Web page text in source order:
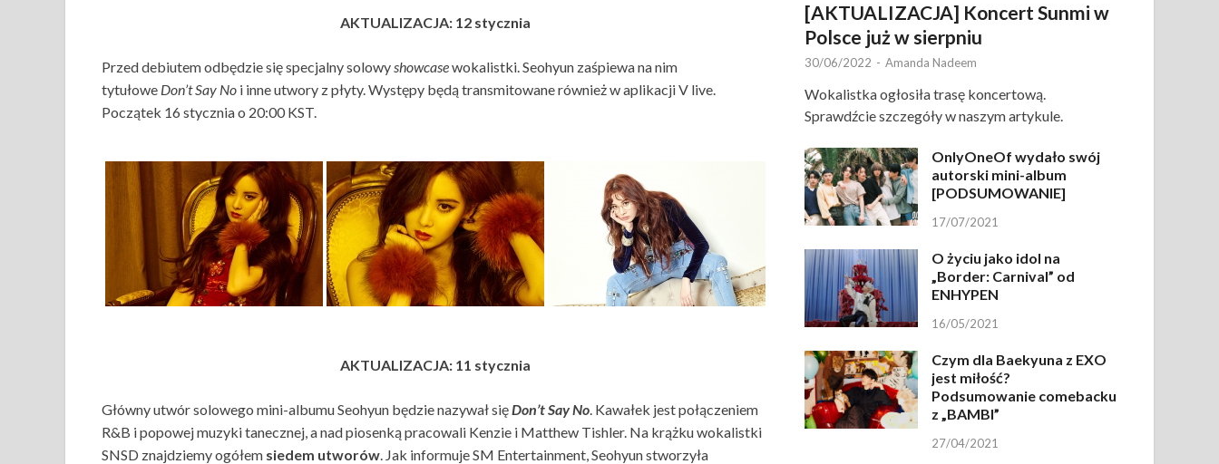
AKTUALIZACJA: 12 stycznia
Przed debiutem odbędzie się specjalny solowyshowcasewokalistki. Seohyun zaśpiewa na nim
tytułowe Don’t Say No i inne utwory z płyty. Występy będą transmitowane również w aplikacji V live.
Początek 16 stycznia o 20:00 KST.
AKTUALIZACJA: 11 stycznia
Główny utwór solowego mini-albumu Seohyun będzie nazywał sięDon’t Say No. Kawałek jest połączeniem
R&B i popowej muzyki tanecznej, a nad piosenką pracowali Kenzie i Matthew Tishler. Na krążku wokalistki
SNSD znajdziemy ogółem siedem utworów. Jak informuje SM Entertainment, Seohyun stworzyła
[AKTUALIZACJA] Koncert Sunmi w
Polsce już w sierpniu
30/06/2022 - Amanda Nadeem
Wokalistka ogłosiła trasę koncertową.
Sprawdźcie szczegóły w naszym artykule.
OnlyOneOf wydało swój
autorski mini-album
[PODSUMOWANIE]
17/07/2021
O życiu jako idol na
„Border: Carnival” od
ENHYPEN
16/05/2021
Czym dla Baekyuna z EXO
jest miłość?
Podsumowanie comebacku
z „BAMBI”
27/04/2021